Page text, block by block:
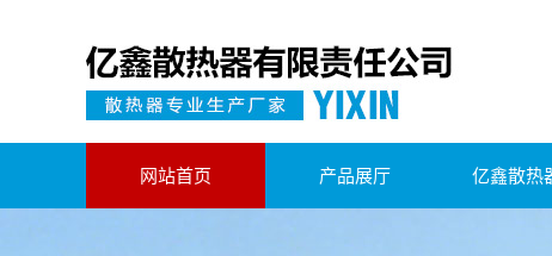
网站首页 产品展厅 亿鑫散热